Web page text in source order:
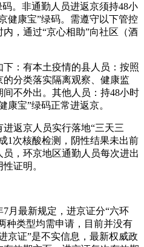
。非通勤人员进返京须持48小
健康宝”绿码。需遵守以下管控
，通过“京心相助”向社区（酒
：有本土疫情的县人员：按照
分类落实隔离观察、健康监
不外出。其他人员：持48小时
康宝”绿码正常进返京。
进返京人员实行落地“三天三
1次核酸检测，阴性结果未出前
，环京地区通勤人员每次进出
证明。
月最新规定，进京证分“六环
种类型均需申请，目前并没有
京证”是不实信息，最新权威政